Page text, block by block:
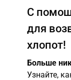
С
для
хлопот!
Больше
Узнайте,